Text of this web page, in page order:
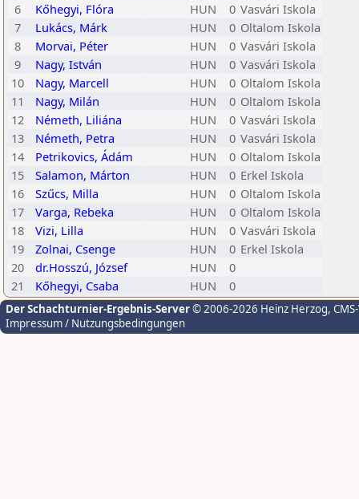
6
Kőhegyi, Flóra HUN 0 Vasvári Iskola
7
Lukács, Márk HUN 0 Oltalom Iskola
8
Morvai, Péter HUN 0 Vasvári Iskola
9
Nagy, István HUN 0 Vasvári Iskola
10
Nagy, Marcell HUN 0 Oltalom Iskola
11
Nagy, Milán HUN 0 Oltalom Iskola
12
Németh, Liliána HUN 0 Vasvári Iskola
13
Németh, Petra HUN 0 Vasvári Iskola
14
Petrikovics, Ádám HUN 0 Oltalom Iskola
15
Salamon, Márton HUN 0 Erkel Iskola
16
Szűcs, Milla HUN 0 Oltalom Iskola
17
Varga, Rebeka HUN 0 Oltalom Iskola
18
Vizi, Lilla HUN 0 Vasvári Iskola
19
Zolnai, Csenge HUN 0 Erkel Iskola
20
dr.Hosszú, József HUN
0
21
Kőhegyi, Csaba HUN 0
Der Schachturnier-Ergebnis-Server© 2006-2026 Heinz Herzog,
Impressum / Nutzungsbedingungen